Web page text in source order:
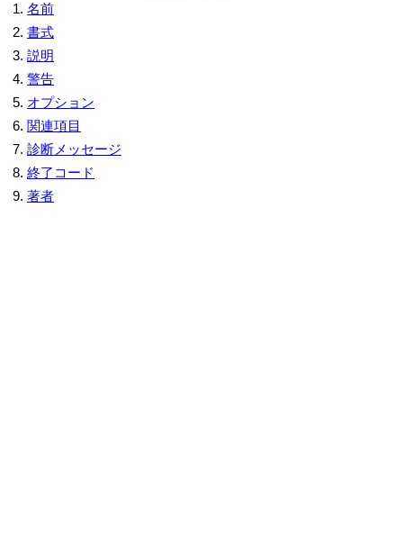
名前
書式
説明
警告
オプション
関連項目
診断メッセージ
終了コード
著者